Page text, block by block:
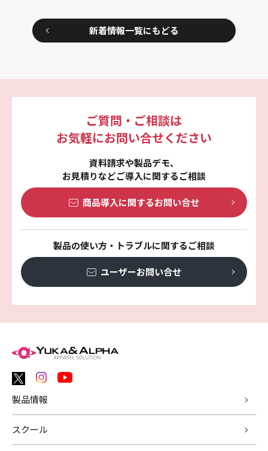
新着情報一覧にもどる
ご質問・ご相談は
お気軽にお問い合せください
資料請求や製品デモ、
お見積りなどご導入に関するご相談
商品導入に関するお問い合せ
製品の使い方・トラブルに関するご相談
ユーザーお問い合せ
製品情報
スクール